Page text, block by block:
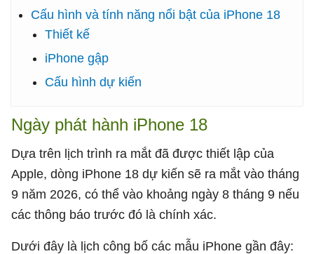
Cấu hình và tính năng nổi bật của iPhone 18
Thiết kế
iPhone gập
Cấu hình dự kiến
Ngày phát hành iPhone 18
Dựa trên lịch trình ra mắt đã được thiết lập của
Apple, dòng iPhone 18 dự kiến ​​sẽ ra mắt vào tháng
9 năm 2026, có thể vào khoảng ngày 8 tháng 9 nếu
các thông báo trước đó là chính xác.
Dưới đây là lịch công bố các mẫu iPhone gần đây: